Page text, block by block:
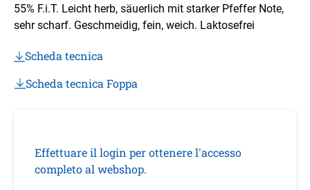
55% F.i.T. Leicht herb, säuerlich mit starker Pfeffer Note,
sehr scharf. Geschmeidig, fein, weich. Laktosefrei
Scheda tecnica
Scheda tecnica Foppa
Effettuare il login per ottenere l'accesso
completo al webshop.